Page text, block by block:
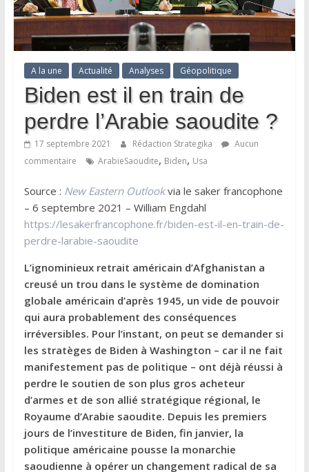
A la une Actualité Analyses Géopolitique
Biden est il en train de
perdre l’Arabie saoudite ?
17 septembre 2021 Rédaction Strategika
Aucun
commentaire
ArabieSaoudite, Biden, Usa
Source : New Eastern Outlookvia le saker francophone
– 6 septembre 2021 – William Engdahl
https://lesakerfrancophone.fr/biden-est-il-en-train-de-
perdre-larabie-saoudite
L’ignominieux retrait américain d’Afghanistan a
creusé un trou dans le système de domination
globale américain d’après 1945, un vide de pouvoir
qui aura probablement des conséquences
irréversibles. Pour l’instant, on peut se demander si
les stratèges de Biden à Washington – car il ne fait
manifestement pas de politique – ont déjà réussi à
perdre le soutien de son plus gros acheteur
d’armes et de son allié stratégique régional, le
Royaume d’Arabie saoudite. Depuis les premiers
jours de l’investiture de Biden, fin janvier, la
politique américaine pousse la monarchie
saoudienne à opérer un changement radical de sa